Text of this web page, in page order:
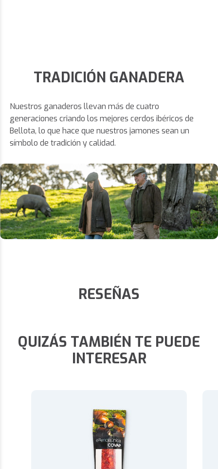
TRADICIÓN GANADERA
Nuestros ganaderos llevan más de cuatro
generaciones criando los mejores cerdos ibéricos de
Bellota, lo que hace que nuestros jamones sean un
símbolo de tradición y calidad.
RESEÑAS
QUIZÁS TAMBIÉN TE PUEDE
INTERESAR